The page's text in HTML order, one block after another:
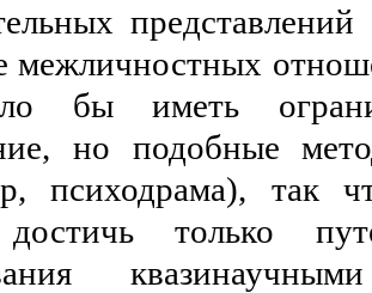
межличностных
бы иметь
но подобные
психодрама), так
достичь только